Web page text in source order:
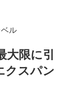
限に引
クスパン